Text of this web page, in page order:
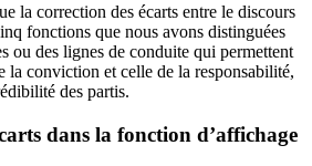
la correction des écarts entre le discours
fonctions que nous avons distinguées
ou des lignes de conduite qui permettent
la conviction et celle de la responsabilité,
des partis.
dans la fonction d’affichage